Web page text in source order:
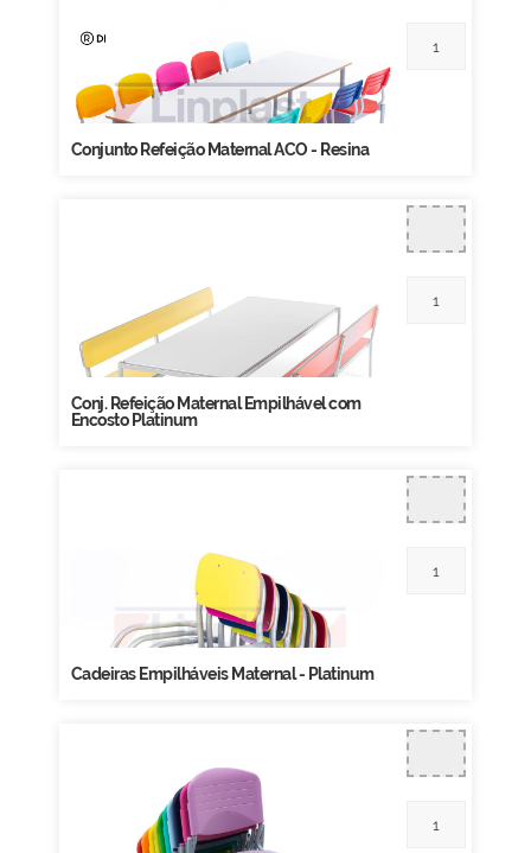
Conjunto Refeição Maternal ACO - Resina
Conj. Refeição Maternal Empilhável com
Encosto Platinum
Cadeiras Empilháveis Maternal - Platinum